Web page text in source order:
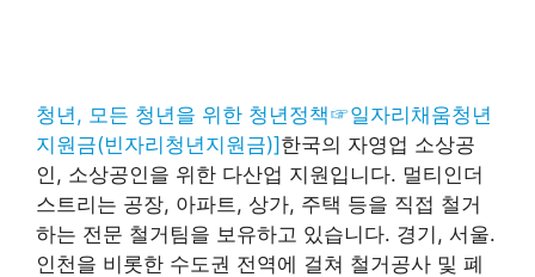
청년, 모든 청년을 위한 청년정책☞일자리채움청년
지원금(빈자리청년지원금)]한국의 자영업 소상공
인, 소상공인을 위한 다산업 지원입니다. 멀티인더
스트리는 공장, 아파트, 상가, 주택 등을 직접 철거
하는 전문 철거팀을 보유하고 있습니다. 경기, 서울.
인천을 비롯한 수도권 전역에 걸쳐 철거공사 및 폐